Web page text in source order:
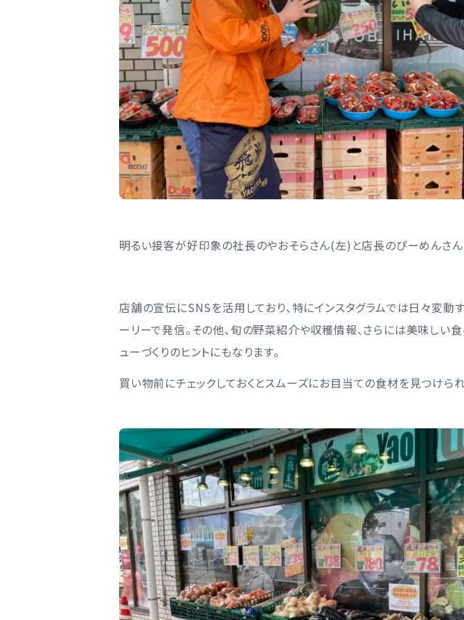
明るい接客が好印象の社長のやおそらさん(左)と店長のぴーめんさ
店舗の宣伝にSNSを活用しており、特にインスタグラムでは日々変動
ーリーで発信。その他、旬の野菜紹介や収穫情報、さらには美味しい
ューづくりのヒントにもなります。
買い物前にチェックしておくとスムーズにお目当ての食材を見つけられ